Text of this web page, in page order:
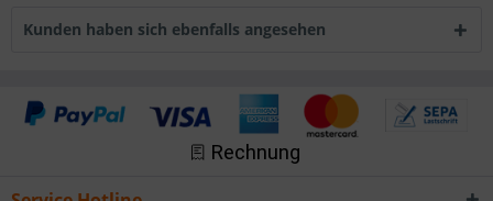
Kunden haben sich ebenfalls angesehen